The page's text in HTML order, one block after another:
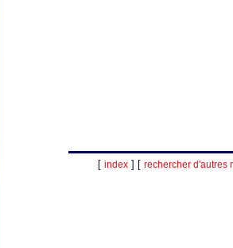
[ index] [ rechercher d'autres